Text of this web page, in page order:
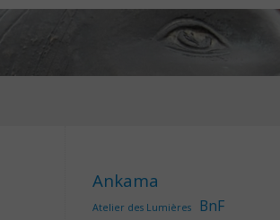
Ankama
Atelier des Lumières BnF